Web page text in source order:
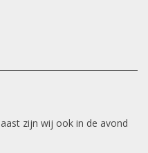
zijn wij ook in de avond